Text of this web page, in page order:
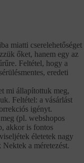
miatti cserelehetőséget
őket, hanem egy az
Feltétel, hogy a
eredeti
mi állapítottuk meg,
Feltétel: a vásárlást
igényt.
(pl. webshopos
akkor is fontos
életetek nagy
a méretezést.